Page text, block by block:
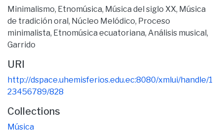
Minimalismo, Etnomúsica, Música del siglo XX, Música
de tradición oral, Núcleo Melódico, Proceso
minimalista, Etnomúsica ecuatoriana, Análisis musical,
Garrido
URI
http://dspace.uhemisferios.edu.ec:8080/xmlui/handle/1
23456789/828
Collections
Música